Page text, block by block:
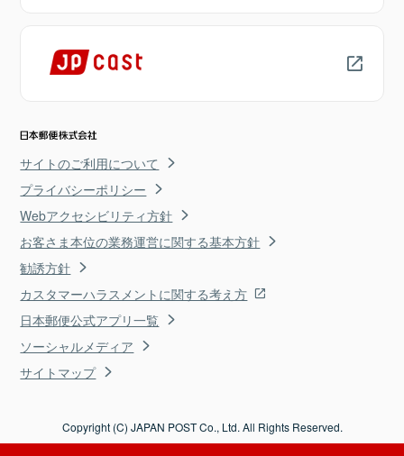
サイトのご利用について
プライバシーポリシー
Webアクセシビリティ方針
お客さま本位の業務運営に関する基本方針
勧誘方針
カスタマーハラスメントに関する考え方
日本郵便公式アプリ一覧
ソーシャルメディア
サイトマップ
Copyright (C) JAPAN POST Co., Ltd. All Rights Reserved.